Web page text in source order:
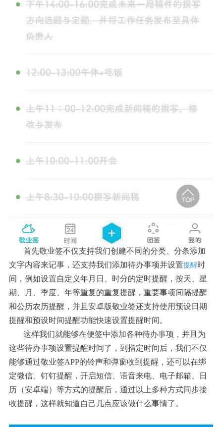
首先敬业签不仅支持我们创建不同的分类、分条添加
文字内容来记事，还支持我们添加待办事项并设置提醒时
间，例如设置自定义年月日、时分的定时提醒，按天、星
期、月、季度、年等重复的重复提醒，重要事项间隔提醒
和公历农历提醒，并且安卓版敬业签还支持使用预设日期
提醒和预设时间提醒功能快速设置提醒时间。
这样我们就能够在便签中添加各种待办事项，并且为
这些待办事项设置提醒时间了，到指定时间后，我们不仅
能够通过敬业签APP的铃声和弹窗收到提醒，还可以在绑
定微信、钉钉提醒，开启短信、语音来电、电子邮箱、日
历（安卓端）等方式的提醒后，通过以上多种方式同步接
收提醒，这样就知道自己几点应该做什么事情了。